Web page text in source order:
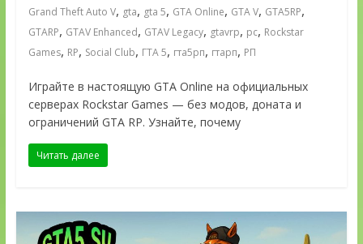
Grand Theft Auto V, gta, gta 5, GTA Online, GTA V, GTA5RP,
GTARP, GTAV Enhanced, GTAV Legacy, gtavrp, pc, Rockstar
Games, RP, Social Club, ГТА 5, гта5рп, гтарп, РП
Играйте в настоящую GTA Online на официальных
серверах Rockstar Games — без модов, доната и
ограничений GTA RP. Узнайте, почему
Читать далее